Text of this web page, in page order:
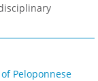
Peloponnese